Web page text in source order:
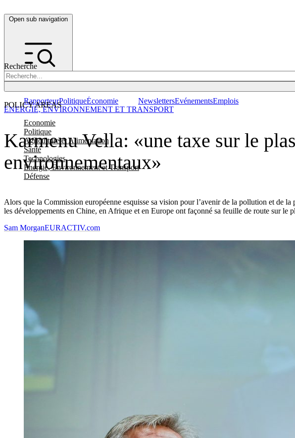
Open sub navigation
Recherche
POLICY AREAS
Economie
Politique
Agriculture et Alimentation
Santé
Technologies
Energie, Environnement et Transport
Défense
RapporteurPolitiqueÉconomie NewslettersEvénementsEmplois
Karmenu Vella: «une taxe sur le
environnementaux»
Alors que la Commission européenne esquisse sa vision pour l’avenir de la pollution et de
les développements en Chine, en Afrique et en Europe ont façonné sa feuille de route sur le
ENERGIE, ENVIRONNEMENT ET TRANSPORT
Sam MorganEURACTIV.com